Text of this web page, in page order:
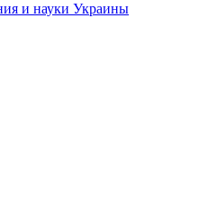
и науки Украины